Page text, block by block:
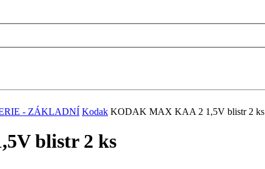
- ZÁKLADNÍ Kodak KODAK MAX KAA 2 1,5V blistr 2 ks
blistr 2 ks